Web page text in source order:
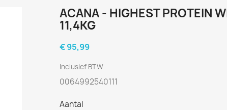
ACANA - HIGHEST PROTEIN
11,4KG
€ 95,99
Inclusief BTW
0064992540111
Aantal